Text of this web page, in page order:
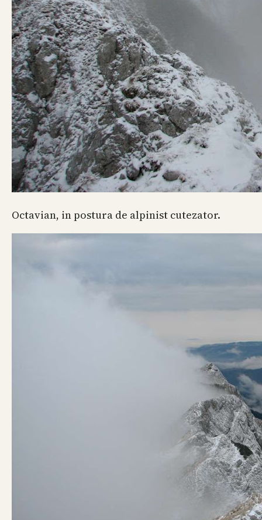
Octavian, in postura de alpinist cutezator.